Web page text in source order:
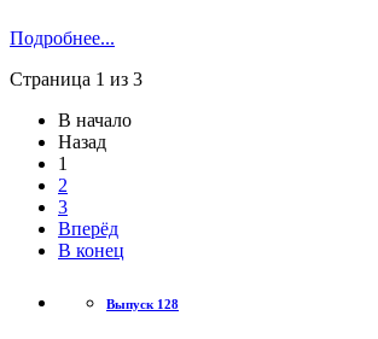
Подробнее...
Страница 1 из 3
В начало
Назад
1
2
3
Вперёд
В конец
Выпуск 128